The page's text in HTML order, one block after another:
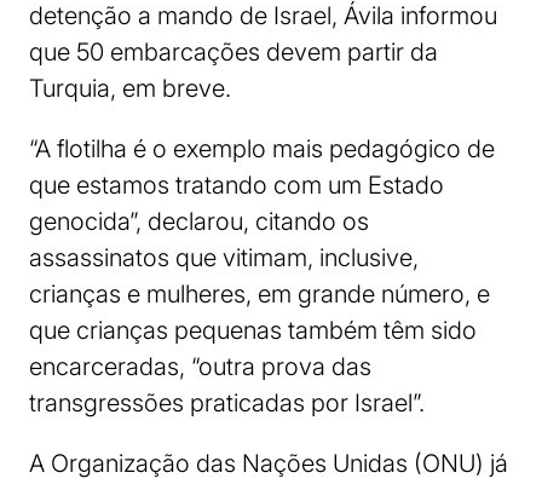
detenção a mando de Israel, Ávila informou
que 50 embarcações devem partir da
Turquia, em breve.
“A flotilha é o exemplo mais pedagógico de
que estamos tratando com um Estado
genocida”, declarou, citando os
assassinatos que vitimam, inclusive,
crianças e mulheres, em grande número, e
que crianças pequenas também têm sido
encarceradas, “outra prova das
transgressões praticadas por Israel”.
A Organização das Nações Unidas (ONU) já